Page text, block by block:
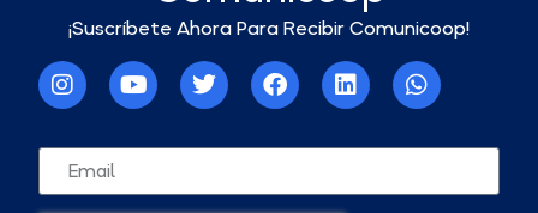
¡Suscríbete Ahora Para Recibir Comunicoop!